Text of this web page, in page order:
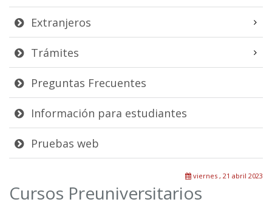
Extranjeros
Trámites
Preguntas Frecuentes
Información para estudiantes
Pruebas web
viernes , 21 abril 2023
Cursos Preuniversitarios